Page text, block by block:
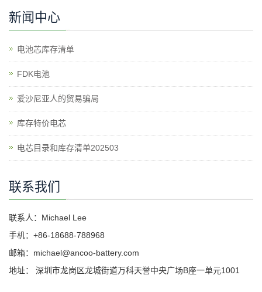
新闻中心
电池芯库存清单
​FDK电池
爱沙尼亚人的贸易骗局
库存特价电芯
电芯目录和库存清单202503
联系我们
联系人：Michael Lee
手机：+86-18688-788968
邮箱：michael@ancoo-battery.com
地址： 深圳市龙岗区龙城街道万科天誉中央广场B座一单元1001